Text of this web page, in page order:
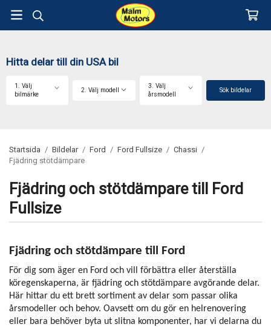
Hitta delar till din USA bil
1. Välj
bilmärke
2. Välj modell
3. Välj
årsmodell
Sök bildelar
Startsida / Bildelar / Ford / Ford Fullsize / Chassi /
Fjädring stötdämpare
Fjädring och stötdämpare till Ford
Fullsize
Fjädring och stötdämpare till Ford
För dig som äger en Ford och vill förbättra eller återställa
köregenskaperna, är fjädring och stötdämpare avgörande delar.
Här hittar du ett brett sortiment av delar som passar olika
årsmodeller och behov. Oavsett om du gör en helrenovering
eller bara behöver byta ut slitna komponenter, har vi delarna du